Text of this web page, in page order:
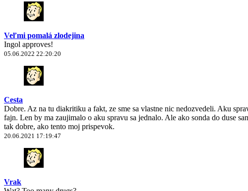
Veľmi pomalá zlodejina
Ingol approves!
05.06.2022 22:20:20
Cesta
Dobre. Az na tu diakritiku a fakt, ze sme sa vlastne nic nedozvedeli. Aku
fajn. Len by ma zaujimalo o aku spravu sa jednalo. Ale ako sonda do duse
tak dobre, ako tento moj prispevok.
20.06.2021 17:19:47
Vrak